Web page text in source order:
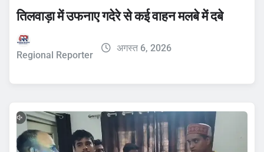
तिलवाड़ा में उफनाए गदेरे से कई वाहन मलबे में दबे
Regional Reporter
अगस्त 6, 2026